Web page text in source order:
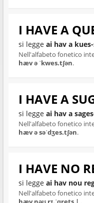
I HAVE A
si legge ai hav a
Nell'alfabeto fonetico
hæv ə ˈkwes.tʃən.
I HAVE A
si legge ai hav a
Nell'alfabeto fonetico
hæv ə səˈdʒes.tʃən.
I HAVE NO
si legge ai hav nou
Nell'alfabeto fonetico